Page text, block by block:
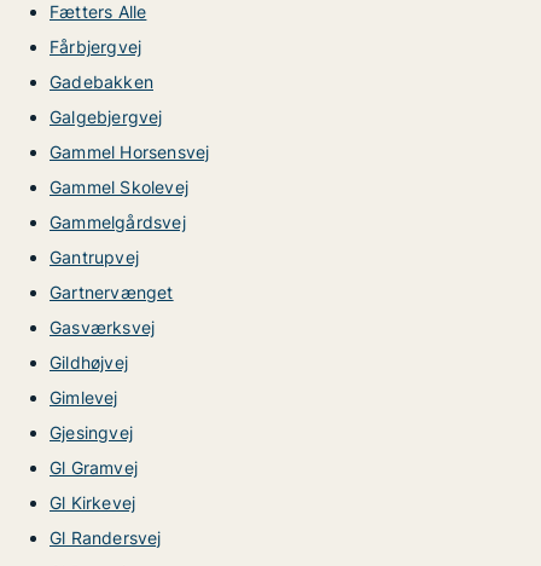
Fætters Alle
Fårbjergvej
Gadebakken
Galgebjergvej
Gammel Horsensvej
Gammel Skolevej
Gammelgårdsvej
Gantrupvej
Gartnervænget
Gasværksvej
Gildhøjvej
Gimlevej
Gjesingvej
Gl Gramvej
Gl Kirkevej
Gl Randersvej